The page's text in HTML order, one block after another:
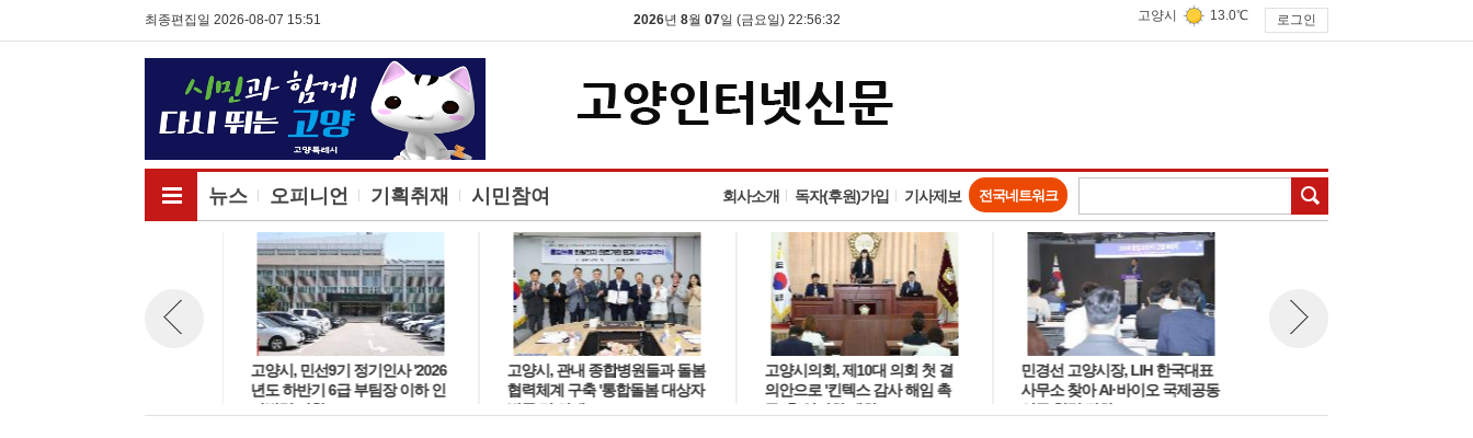
최종편집일 2026-08-07 15:51 2026년 8월 07일 (금요일) 22:56:33 고양시 13.0℃ 로그인
뉴스 오피니언 기획취재 시민참여 회사소개 독자(후원)가입 기사제보 전국네트워크
전체메뉴보기
고양시, 민선9기 정기인사 '2026
년도 하반기 6급 부팀장 이하 인
사발령 사항'
고양시, 관내 종합병원들과 돌봄
협력체계 구축 '통합돌봄 대상자
발굴 및 연계'
고양시의회, 제10대 의회 첫 결
의안으로 '킨텍스 감사 해임 촉
구' 후 임시회 폐회
민경선 고양시장, LIH 한국대표
사무소 찾아 AI·바이오 국제공동
연구 협력 강화